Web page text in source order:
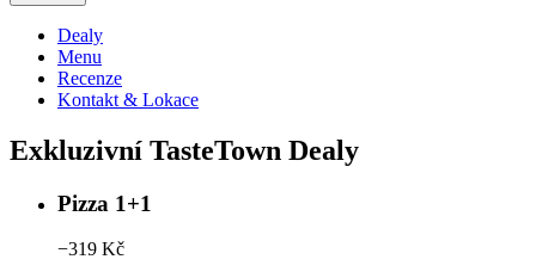
Dealy
Menu
Recenze
Kontakt & Lokace
Exkluzivní TasteTown Dealy
Pizza 1+1
−319 Kč